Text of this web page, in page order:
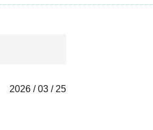
2026 / 03 / 25